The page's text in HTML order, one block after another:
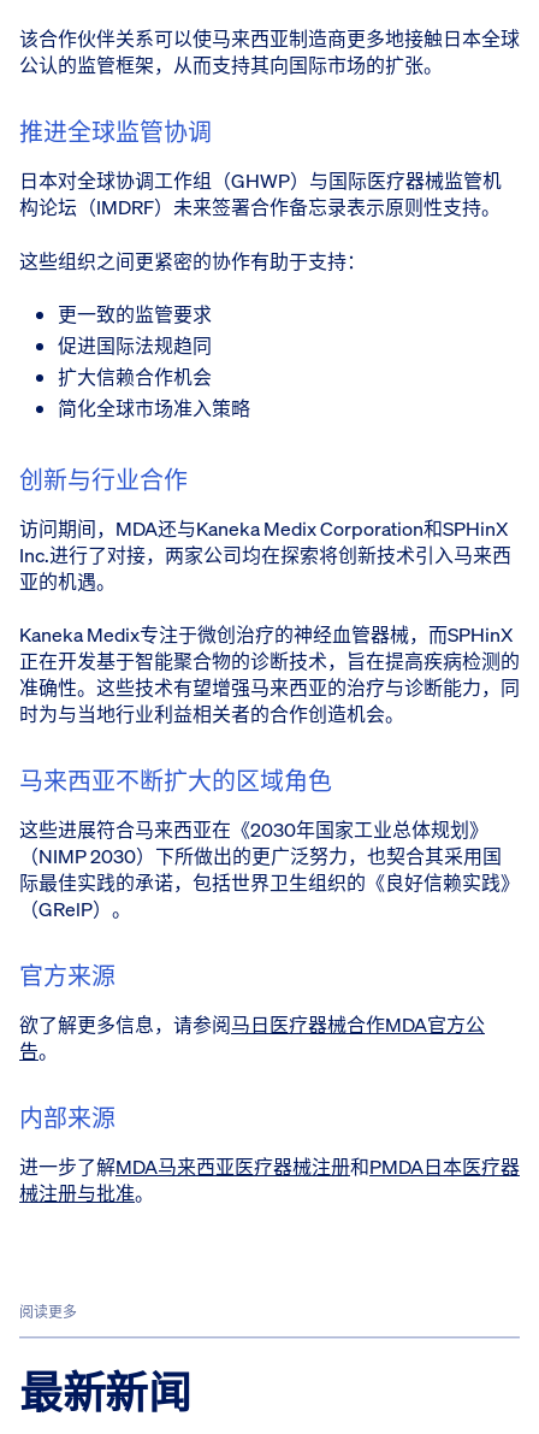
该合作伙伴关系可以使马来西亚制造商更多地接触日本全球
公认的监管框架，从而支持其向国际市场的扩张。
推进全球监管协调
日本对全球协调工作组（GHWP）与国际医疗器械监管机
构论坛（IMDRF）未来签署合作备忘录表示原则性支持。
这些组织之间更紧密的协作有助于支持：
更一致的监管要求
促进国际法规趋同
扩大信赖合作机会
简化全球市场准入策略
创新与行业合作
访问期间，MDA还与Kaneka Medix Corporation和SPHinX
Inc.进行了对接，两家公司均在探索将创新技术引入马来西
亚的机遇。
Kaneka Medix专注于微创治疗的神经血管器械，而SPHinX
正在开发基于智能聚合物的诊断技术，旨在提高疾病检测的
准确性。这些技术有望增强马来西亚的治疗与诊断能力，同
时为与当地行业利益相关者的合作创造机会。
马来西亚不断扩大的区域角色
这些进展符合马来西亚在《2030年国家工业总体规划》
（NIMP 2030）下所做出的更广泛努力，也契合其采用国
际最佳实践的承诺，包括世界卫生组织的《良好信赖实践》
（GRelP）。
官方来源
欲了解更多信息，请参阅马日医疗器械合作MDA官方公
告。
内部来源
进一步了解MDA马来西亚医疗器械注册和PMDA日本医疗器
械注册与批准。
阅读更多
最新新闻